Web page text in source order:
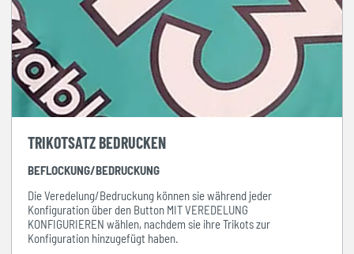
TRIKOTSATZ BEDRUCKEN
BEFLOCKUNG/BEDRUCKUNG
Die Veredelung/Bedruckung können sie während jeder
Konfiguration über den Button MIT VEREDELUNG
KONFIGURIEREN wählen, nachdem sie ihre Trikots zur
Konfiguration hinzugefügt haben.